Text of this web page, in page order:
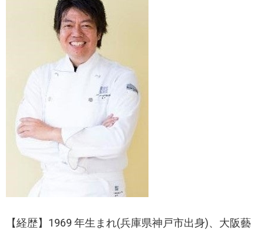
【経歴】1969 年生まれ(兵庫県神戸市出身)、大阪藝